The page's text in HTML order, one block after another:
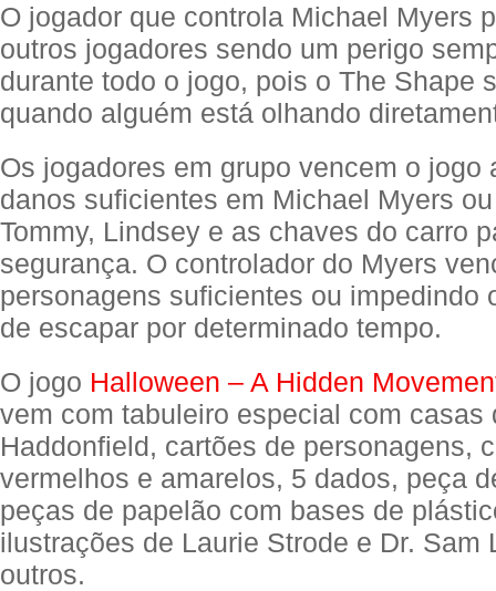
O jogador que controla Michael Myers
outros jogadores sendo um perigo
durante todo o jogo, pois o The Shape
quando alguém está olhando
Os jogadores em grupo vencem o jogo
danos suficientes em Michael Myers
Tommy, Lindsey e as chaves do carro
segurança. O controlador do Myers
personagens suficientes ou impedindo
de escapar por determinado tempo.
O jogo Halloween – A Hidden
vem com tabuleiro especial com casas
Haddonfield, cartões de personagens,
vermelhos e amarelos, 5 dados, peça
peças de papelão com bases de
ilustrações de Laurie Strode e Dr. Sam
outros.